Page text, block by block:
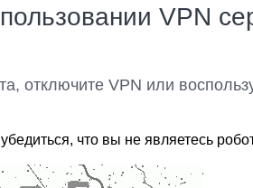
VPN
отключите VPN или
что вы не являетесь